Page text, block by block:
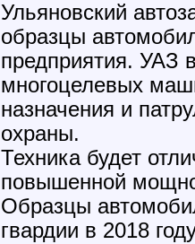
Ульяновский
образцы
предприятия. УАЗ
многоцелевых
назначения и
охраны.
Техника будет
повышенной
Образцы
гвардии в 2018